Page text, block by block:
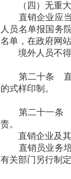
（四）无重大
直销企业应当
人员名单报国务
名单，在政府网
境外人员不得
第二十条 直销
的式样印制。
第二十一条 直
责。
直销企业及其
直销员业务培
有关部门另行制定